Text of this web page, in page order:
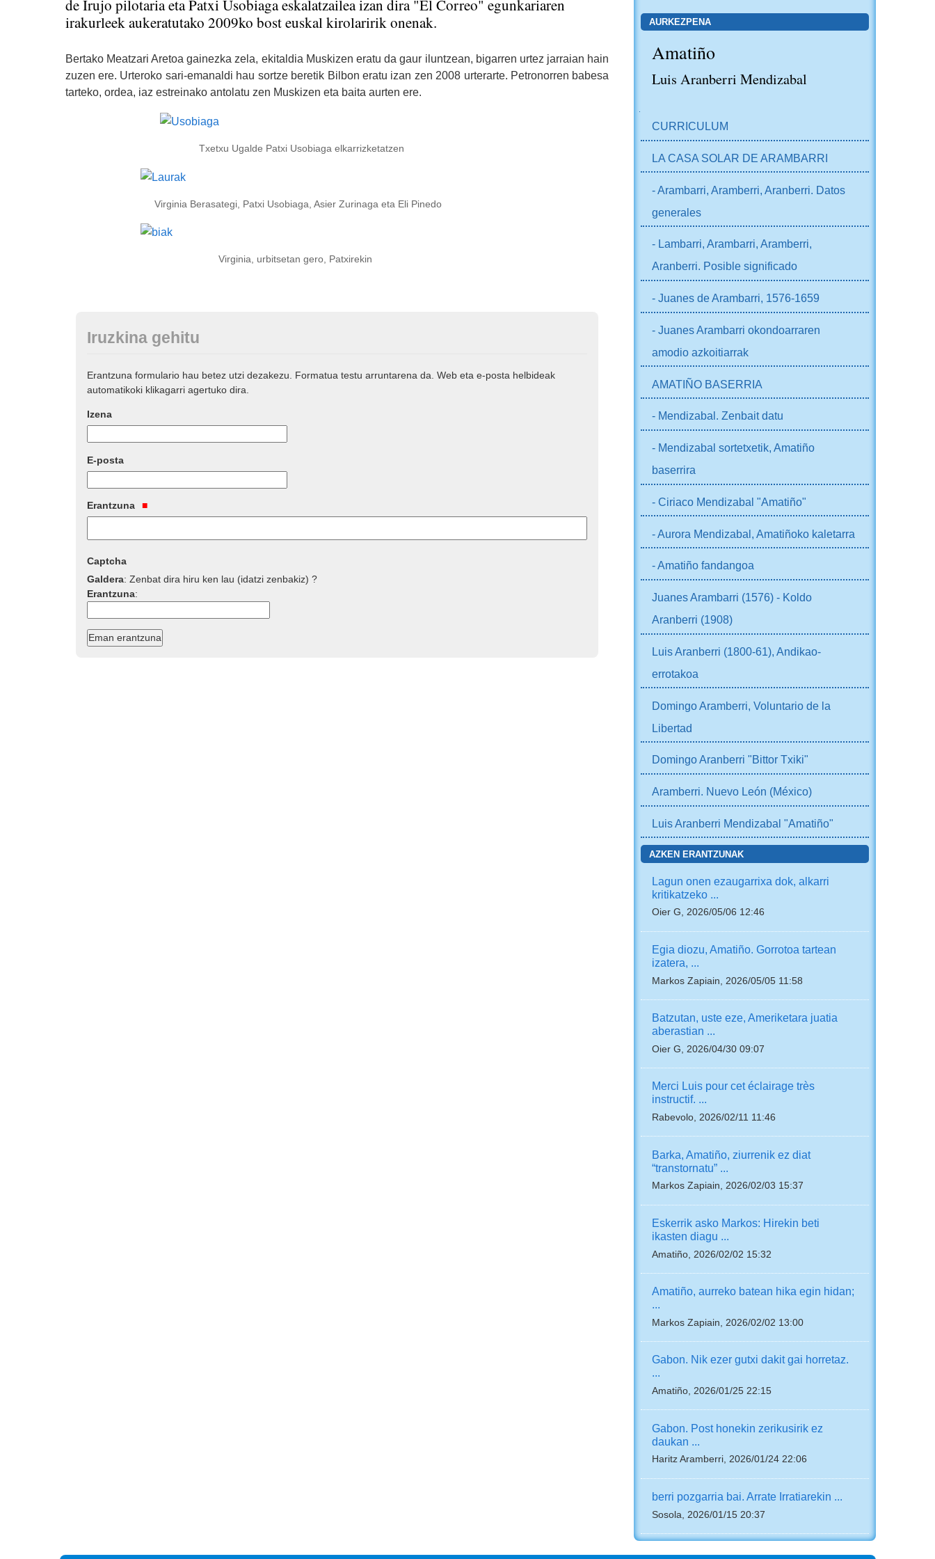
de Irujo pilotaria eta Patxi Usobiaga eskalatzailea izan dira "El Correo" egunkariaren
irakurleek aukeratutako 2009ko bost euskal kirolaririk onenak.
Bertako Meatzari Aretoa gainezka zela, ekitaldia Muskizen eratu da gaur iluntzean, bigarren urtez jarraian hain
zuzen ere. Urteroko sari-emanaldi hau sortze beretik Bilbon eratu izan zen 2008 urterarte. Petronorren babesa
tarteko, ordea, iaz estreinako antolatu zen Muskizen eta baita aurten ere.
Txetxu Ugalde Patxi Usobiaga elkarrizketatzen
Virginia Berasategi, Patxi Usobiaga, Asier Zurinaga eta Eli Pinedo
Virginia, urbitsetan gero, Patxirekin
Iruzkina gehitu
Erantzuna formulario hau betez utzi dezakezu. Formatua testu arruntarena da. Web eta e-posta helbideak
automatikoki klikagarri agertuko dira.
Izena
E-posta
Erantzuna
Captcha
Galdera:Zenbat dira hiru ken lau (idatzi zenbakiz) ?
Erantzuna:
AURKEZPENA
Amatiño
Luis Aranberri Mendizabal
CURRICULUM
LA CASA SOLAR DE ARAMBARRI
- Arambarri, Aramberri, Aranberri. Datos
generales
- Lambarri, Arambarri, Aramberri,
Aranberri. Posible significado
- Juanes de Arambarri, 1576-1659
- Juanes Arambarri okondoarraren
amodio azkoitiarrak
AMATIÑO BASERRIA
- Mendizabal. Zenbait datu
- Mendizabal sortetxetik, Amatiño
baserrira
- Ciriaco Mendizabal "Amatiño"
- Aurora Mendizabal, Amatiñoko kaletarra
- Amatiño fandangoa
Juanes Arambarri (1576) - Koldo
Aranberri (1908)
Luis Aranberri (1800-61), Andikao-
errotakoa
Domingo Aramberri, Voluntario de la
Libertad
Domingo Aranberri "Bittor Txiki"
Aramberri. Nuevo León (México)
Luis Aranberri Mendizabal "Amatiño"
AZKEN ERANTZUNAK
Lagun onen ezaugarrixa dok, alkarri
kritikatzeko ...
Oier G, 2026/05/06 12:46
Egia diozu, Amatiño. Gorrotoa tartean
izatera, ...
Markos Zapiain, 2026/05/05 11:58
Batzutan, uste eze, Ameriketara juatia
aberastian ...
Oier G, 2026/04/30 09:07
Merci Luis pour cet éclairage très
instructif. ...
Rabevolo, 2026/02/11 11:46
Barka, Amatiño, ziurrenik ez diat
“transtornatu” ...
Markos Zapiain, 2026/02/03 15:37
Eskerrik asko Markos: Hirekin beti
ikasten diagu ...
Amatiño, 2026/02/02 15:32
Amatiño, aurreko batean hika egin hidan;
...
Markos Zapiain, 2026/02/02 13:00
Gabon. Nik ezer gutxi dakit gai horretaz.
...
Amatiño, 2026/01/25 22:15
Gabon. Post honekin zerikusirik ez
daukan ...
Haritz Aramberri, 2026/01/24 22:06
berri pozgarria bai. Arrate Irratiarekin ...
Sosola, 2026/01/15 20:37